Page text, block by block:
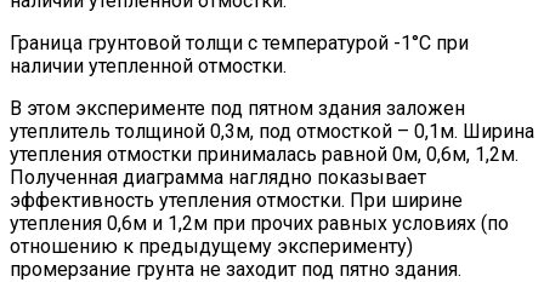
Граница грунтовой толщи с температурой -1°С при
наличии утепленной отмостки.
В этом эксперименте под пятном здания заложен
утеплитель толщиной 0,3м, под отмосткой – 0,1м. Ширина
утепления отмостки принималась равной 0м, 0,6м, 1,2м.
Полученная диаграмма наглядно показывает
эффективность утепления отмостки. При ширине
утепления 0,6м и 1,2м при прочих равных условиях (по
отношению к предыдущему эксперименту)
промерзание грунта не заходит под пятно здания.